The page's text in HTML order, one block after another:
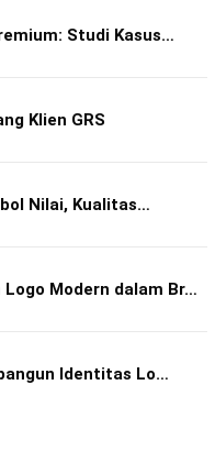
Studi Kasus…
Klien GRS
Nilai, Kualitas…
Modern dalam Br…
Identitas Lo…